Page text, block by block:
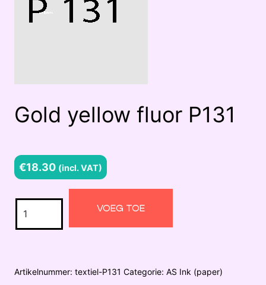
Gold yellow fluor P131
€18.30 (incl. VAT)
aantal
VOEG TOE
Artikelnummer: textiel-P131 Categorie: AS Ink (paper)